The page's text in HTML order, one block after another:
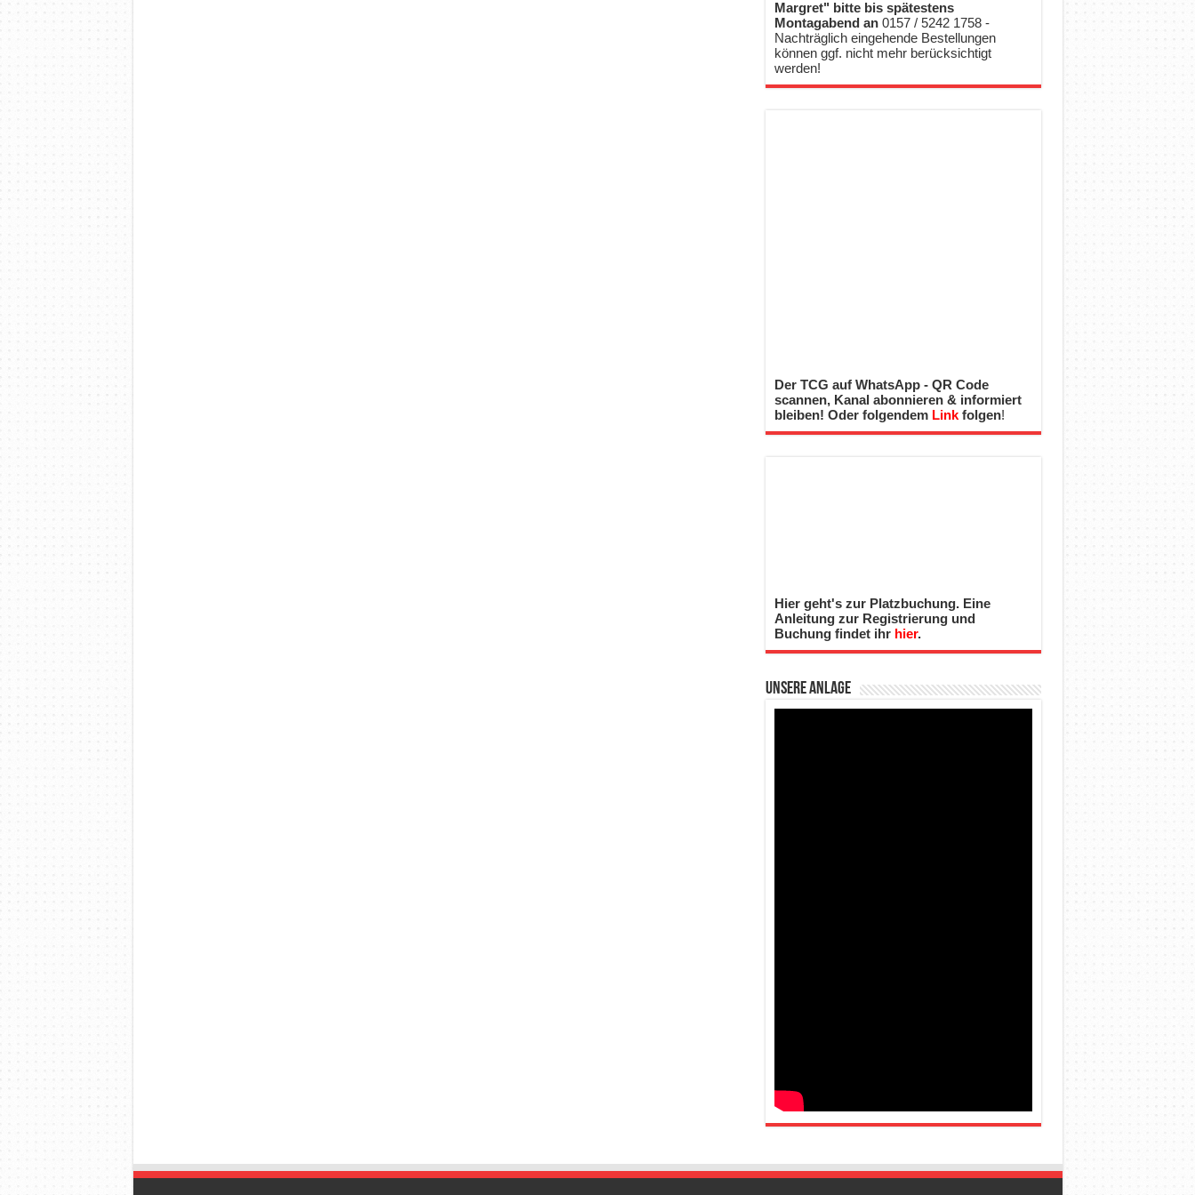
Margret" bitte bis spätestens
Montagabend an 0157 / 5242 1758 -
Nachträglich eingehende Bestellungen
können ggf. nicht mehr berücksichtigt
werden!
Der TCG auf WhatsApp - QR Code
scannen, Kanal abonnieren & informiert
bleiben! Oder folgendem Linkfolgen!
Hier geht's zur Platzbuchung. Eine
Anleitung zur Registrierung und
Buchung findet ihr hier.
Unsere Anlage